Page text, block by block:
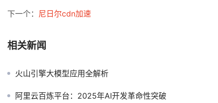
下一个： 尼日尔cdn加速
相关新闻
火山引擎大模型应用全解析
阿里云百炼平台：2025年AI开发革命性突破